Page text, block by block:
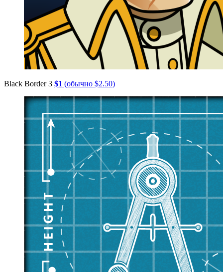
Black Border 3 $1 (обычно $2.50)